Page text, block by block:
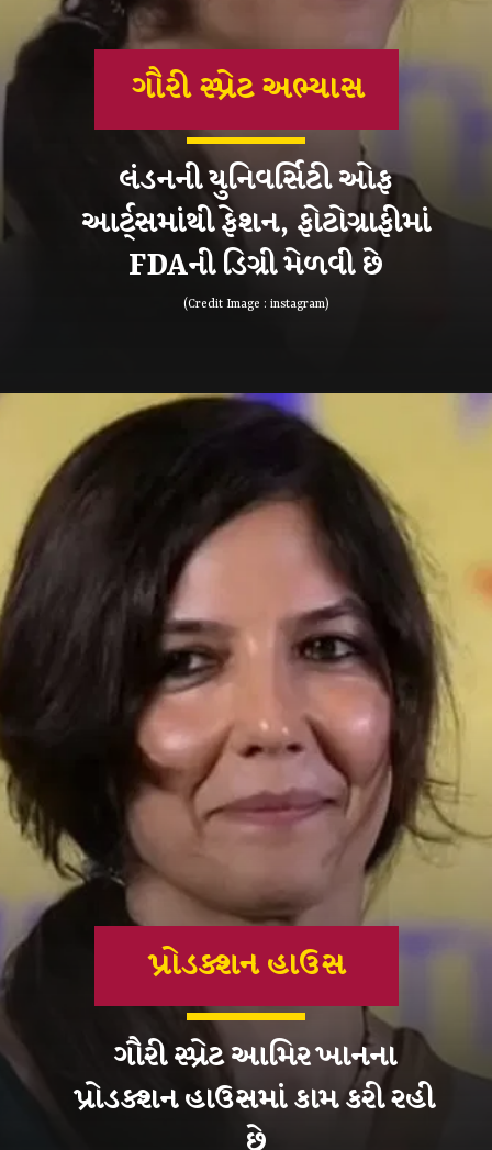
(Credit Image : instagram)
લંડનની યુનિવર્સિટી ઓફ
આર્ટ્સમાંથી ફેશન, ફોટોગ્રાફીમાં
FDAની ડિગ્રી મેળવી છે
ગૌરી સ્પ્રેટ અભ્યાસ
ગૌરી સ્પ્રેટ આમિર ખાનના
પ્રોડક્શન હાઉસમાં કામ કરી રહી
છે
પ્રોડક્શન હાઉસ